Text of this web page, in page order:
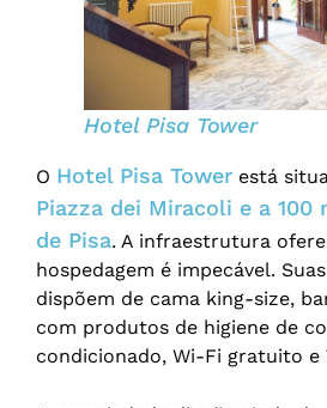
Hotel Pisa Tower
O Hotel Pisa Tower está
Piazza dei Miracoli e a 100
de Pisa. A infraestrutura
hospedagem é impecável.
dispõem de cama king-size,
com produtos de higiene de
condicionado, Wi-Fi gratuito e